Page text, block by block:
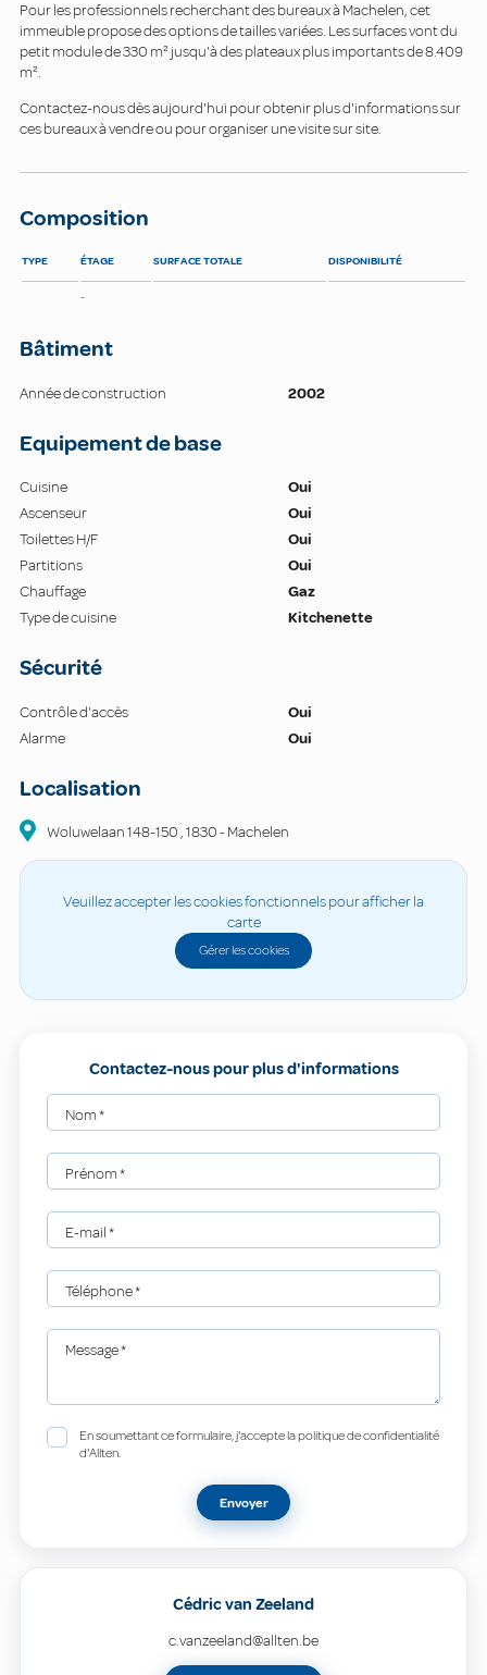
Pour les professionnels recherchant des bureaux à Machelen, cet
immeuble propose des options de tailles variées. Les surfaces vont du
petit module de 330 m² jusqu'à des plateaux plus importants de 8.409
m².
Contactez-nous dès aujourd'hui pour obtenir plus d'informations sur
ces bureaux à vendre ou pour organiser une visite sur site.
Composition
TYPE ÉTAGE SURFACE TOTALE DISPONIBILITÉ
-
Bâtiment
Année de construction 2002
Equipement de base
Cuisine
Oui
Ascenseur
Oui
Toilettes H/F
Oui
Partitions
Oui
Chauffage
Gaz
Type de cuisine
Kitchenette
Sécurité
Contrôle d'accès
Oui
Alarme
Oui
Localisation
Woluwelaan148-150 ,1830-Machelen
Veuillez accepter les cookies fonctionnels pour afficher la
carte
Gérer les cookies
Contactez-nous pour plus d'informations
Nom*
Prénom*
E-mail*
Téléphone*
Message*
En soumettant ce formulaire, j'accepte la politique de confidentialité
d'Allten.
Envoyer
Cédric van Zeeland
c.vanzeeland@allten.be